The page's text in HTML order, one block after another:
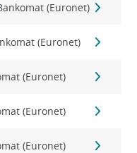
(Euronet)
(Euronet)
(Euronet)
(Euronet)
(Euronet)